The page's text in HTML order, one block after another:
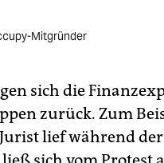
Mitgründer
sich die
zurück. Zum
Jurist lief während